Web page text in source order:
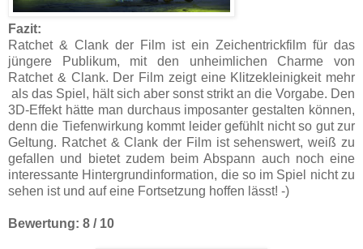
Fazit:
Ratchet & Clank der Film ist ein Zeichentrickfilm für das
jüngere Publikum, mit den unheimlichen Charme von
Ratchet & Clank. Der Film zeigt eine Klitzekleinigkeit mehr
als das Spiel, hält sich aber sonst strikt an die Vorgabe. Den
3D-Effekt hätte man durchaus imposanter gestalten können,
denn die Tiefenwirkung kommt leider gefühlt nicht so gut zur
Geltung. Ratchet & Clank der Film ist sehenswert, weiß zu
gefallen und bietet zudem beim Abspann auch noch eine
interessante Hintergrundinformation, die so im Spiel nicht zu
sehen ist und auf eine Fortsetzung hoffen lässt! -)
Bewertung: 8 / 10